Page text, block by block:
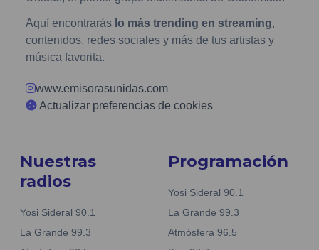
Aquí encontrarás lo más trending en streaming,
contenidos, redes sociales y más de tus artistas y
música favorita.
www.emisorasunidas.com
Actualizar preferencias de cookies
Nuestras
radios
Yosi Sideral 90.1
La Grande 99.3
Programación
Yosi Sideral 90.1
La Grande 99.3
Atmósfera 96.5